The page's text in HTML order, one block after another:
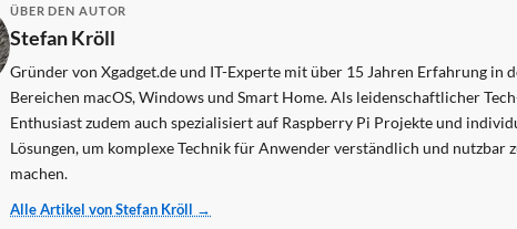
ÜBER DEN AUTOR
Stefan Kröll
Gründer von Xgadget.de und IT-Experte mit über 15 Jahren Erfahrung in
Bereichen macOS, Windows und Smart Home. Als leidenschaftlicher
Enthusiast zudem auch spezialisiert auf Raspberry Pi Projekte und
Lösungen, um komplexe Technik für Anwender verständlich und nutzbar
machen.
Alle Artikel von Stefan Kröll →